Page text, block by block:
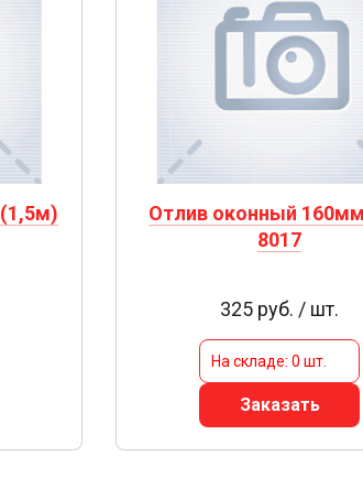
Отлив оконный
8017
325 руб. / шт.
На складе: 0 шт.
Заказать